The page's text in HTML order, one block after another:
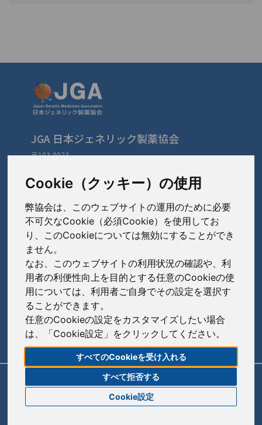
Cookie（クッキー）の使用
弊協会は、このウェブサイトの運用のために必要
不可欠なCookie（必須Cookie）を使用してお
り、このCookieについては無効にすることができ
ません。
なお、このウェブサイトの利用状況の確認や、利
用者の利便性向上を目的とする任意のCookieの使
用については、利用者ご自身でその設定を選択す
ることができます。
任意のCookieの設定をカスタマイズしたい場合
は、「Cookie設定」をクリックしてください。
すべてのCookieを受け入れる
すべて拒否する
Cookie設定
JGA 日本ジェネリック製薬協会
〒103-0023
TEL: 03-3279-1890 / FAX: 03-3241-2978
会員会社（あ〜さ）
あゆみ製薬株式会社
岩城製薬株式会社
大蔵製薬株式会社
キョーリンリメディオ株式会社
共和薬品工業株式会社
コーアイセイ株式会社
寿製薬株式会社
沢井製薬株式会社
会員会社（た〜は）
大興製薬株式会社
ダイト株式会社
高田製薬株式会社
辰巳化学株式会社
鶴原製薬株式会社
トーアエイヨー株式会社
会員会社 （ま〜わ）
陽進堂ホールディングス株式会社
ロートニッテン株式会社
賛助会員会社
朝日印刷株式会社
旭化成株式会社
伊藤忠ケミカルフロンティア株式会社
サイトポリシー